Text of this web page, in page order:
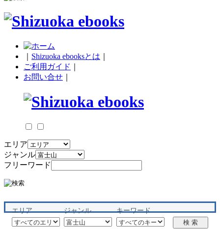
Shizuoka ebooksとは
ご利用ガイド
お問い合せ
エリア
ジャンル
フリーワード
エリア ジャンル キーワード